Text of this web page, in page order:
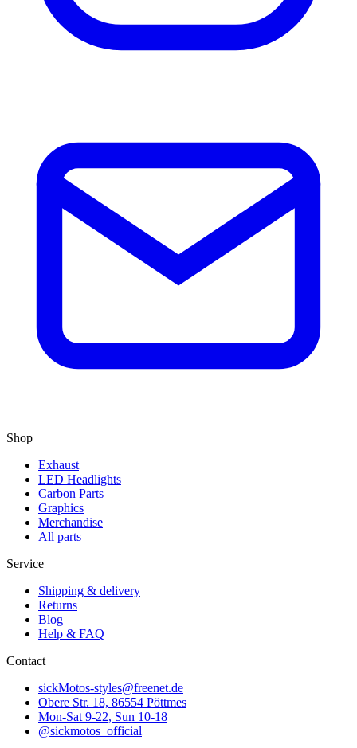
Shop
Exhaust
LED Headlights
Carbon Parts
Graphics
Merchandise
All parts
Service
Shipping & delivery
Returns
Blog
Help & FAQ
Contact
sickMotos-styles@freenet.de
Obere Str. 18, 86554 Pöttmes
Mon-Sat 9-22, Sun 10-18
@sickmotos_official